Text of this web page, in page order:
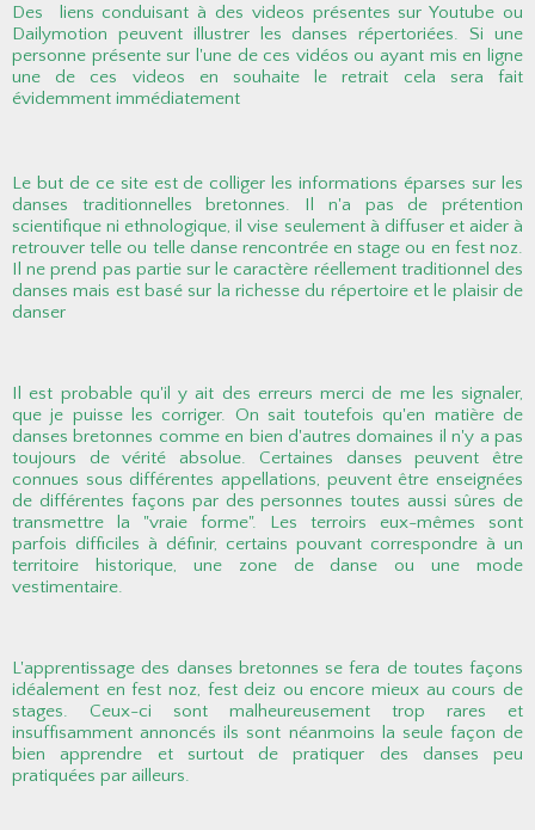
Des liens conduisant à des videos présentes sur Youtube ou
Dailymotion peuvent illustrer les danses répertoriées. Si une
personne présente sur l'une de ces vidéos ou ayant mis en ligne
une de ces videos en souhaite le retrait cela sera fait
évidemment immédiatement
Le but de ce site est de colliger les informations éparses sur les
danses traditionnelles bretonnes. Il n'a pas de prétention
scientifique ni ethnologique, il vise seulement à diffuser et aider à
retrouver telle ou telle danse rencontrée en stage ou en fest noz.
Il ne prend pas partie sur le caractère réellement traditionnel des
danses mais est basé sur la richesse du répertoire et le plaisir de
danser
Il est probable qu'il y ait des erreurs merci de me les signaler,
que je puisse les corriger. On sait toutefois qu'en matière de
danses bretonnes comme en bien d'autres domaines il n'y a pas
toujours de vérité absolue. Certaines danses peuvent être
connues sous différentes appellations, peuvent être enseignées
de différentes façons par des personnes toutes aussi sûres de
transmettre la "vraie forme". Les terroirs eux-mêmes sont
parfois difficiles à définir, certains pouvant correspondre à un
territoire historique, une zone de danse ou une mode
vestimentaire.
L'apprentissage des danses bretonnes se fera de toutes façons
idéalement en fest noz, fest deiz ou encore mieux au cours de
stages. Ceux-ci sont malheureusement trop rares et
insuffisamment annoncés ils sont néanmoins la seule façon de
bien apprendre et surtout de pratiquer des danses peu
pratiquées par ailleurs.